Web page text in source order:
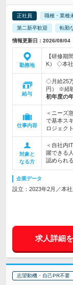
正社員 職種・業種
第二新卒歓迎 転勤
情報更新日：2026/08/
勤務地
【研修期
K） ◇本
給与
◇月給25
円） ※経
初年度の
仕事内容
＜ニーズ
で基本ス
ロジェク
対象と
なる方
＜自社内
躍できる
認められ
企業データ
設立：2023年2月／本
求人詳細
志望動機・自己PR不要